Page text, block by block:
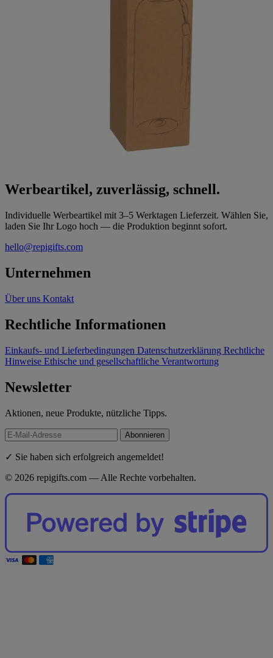
Werbeartikel, zuverlässig, schnell.
Individuelle Werbeartikel mit 3–5 Werktagen Lieferzeit. Wählen Sie,
laden Sie Ihr Logo hoch — die Produktion beginnt sofort.
hello@repigifts.com
Unternehmen
Über uns Kontakt
Rechtliche Informationen
Einkaufs- und Lieferbedingungen Datenschutzerklärung Rechtliche
Hinweise Ethische und gesellschaftliche Verantwortung
Newsletter
Aktionen, neue Produkte, nützliche Tipps.
Abonnieren
✓ Sie haben sich erfolgreich angemeldet!
© 2026 repigifts.com — Alle Rechte vorbehalten.